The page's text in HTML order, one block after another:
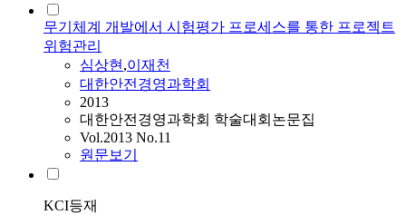
무기체계 개발에서 시험평가 프로세스를 통한 프로젝트
위험관리
심상현,이재천
대한안전경영과학회
2013
대한안전경영과학회 학술대회논문집
Vol.2013 No.11
원문보기
KCI등재